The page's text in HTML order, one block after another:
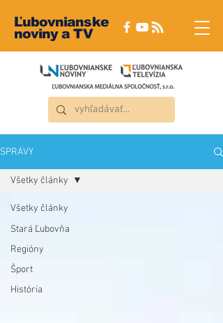
Ľubovnianske
noviny a TV
SPRÁVY
Všetky články
Stará Ľubovňa
Regióny
Šport
História
Všetky články